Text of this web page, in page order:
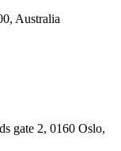
Australia
gate 2, 0160 Oslo,